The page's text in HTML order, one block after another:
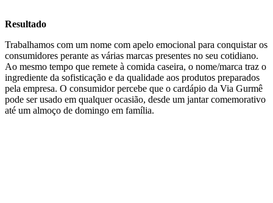
Resultado
Trabalhamos com um nome com apelo emocional para conquistar os
consumidores perante as várias marcas presentes no seu cotidiano.
Ao mesmo tempo que remete à comida caseira, o nome/marca traz o
ingrediente da sofisticação e da qualidade aos produtos preparados
pela empresa. O consumidor percebe que o cardápio da Via Gurmê
pode ser usado em qualquer ocasião, desde um jantar comemorativo
até um almoço de domingo em família.